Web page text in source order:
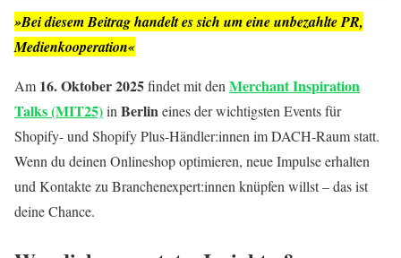
»Bei diesem Beitrag handelt es sich um eine unbezahlte PR,
Medienkooperation«
Am 16. Oktober 2025findet mit den Merchant Inspiration
Talks (MIT25)in Berlineines der wichtigsten Events für
Shopify- und Shopify Plus-Händler:innen im DACH-Raum statt.
Wenn du deinen Onlineshop optimieren, neue Impulse erhalten
und Kontakte zu Branchenexpert:innen knüpfen willst – das ist
deine Chance.